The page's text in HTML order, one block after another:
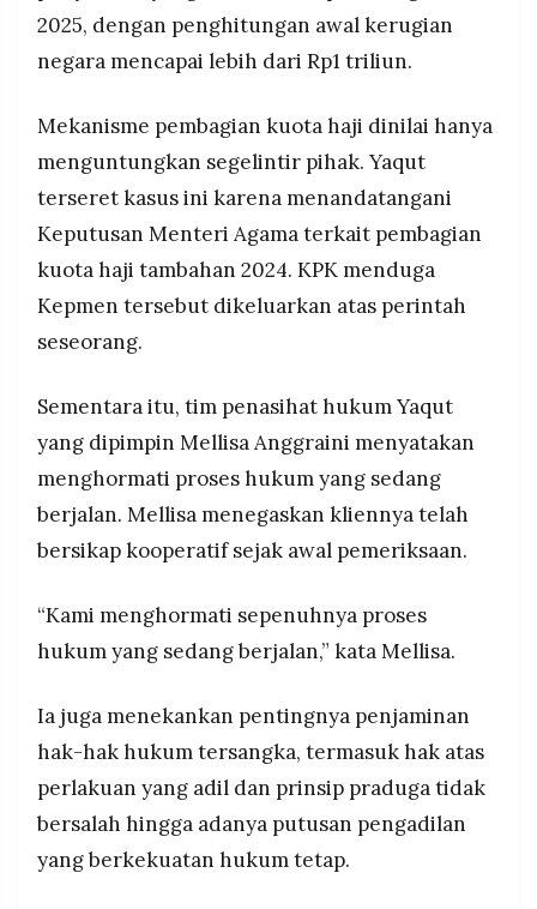
2025, dengan penghitungan awal kerugian
negara mencapai lebih dari Rp1 triliun.
Mekanisme pembagian kuota haji dinilai hanya
menguntungkan segelintir pihak. Yaqut
terseret kasus ini karena menandatangani
Keputusan Menteri Agama terkait pembagian
kuota haji tambahan 2024. KPK menduga
Kepmen tersebut dikeluarkan atas perintah
seseorang.
Sementara itu, tim penasihat hukum Yaqut
yang dipimpin Mellisa Anggraini menyatakan
menghormati proses hukum yang sedang
berjalan. Mellisa menegaskan kliennya telah
bersikap kooperatif sejak awal pemeriksaan.
“Kami menghormati sepenuhnya proses
hukum yang sedang berjalan,” kata Mellisa.
Ia juga menekankan pentingnya penjaminan
hak-hak hukum tersangka, termasuk hak atas
perlakuan yang adil dan prinsip praduga tidak
bersalah hingga adanya putusan pengadilan
yang berkekuatan hukum tetap.